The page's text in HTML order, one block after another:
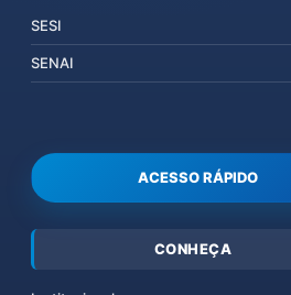
SESI
SENAI
ACESSO RÁPIDO
CONHEÇA